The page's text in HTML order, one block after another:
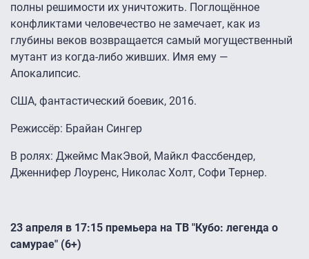
полны решимости их уничтожить. Поглощённое
конфликтами человечество не замечает, как из
глубины веков возвращается самый могущественный
мутант из когда-либо живших. Имя ему —
Апокалипсис.
США, фантастический боевик, 2016.
Режиссёр: Брайан Сингер
В ролях: Джеймс МакЭвой, Майкл Фассбендер,
Дженнифер Лоуренс, Николас Холт, Софи Тернер.
23 апреля в 17:15 премьера на ТВ "Кубо: легенда о
самурае" (6+)